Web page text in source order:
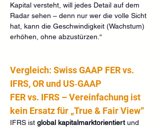
Kapital versteht, will jedes Detail auf dem
Radar sehen – denn nur wer die volle Sicht
hat, kann die Geschwindigkeit (Wachstum)
erhöhen, ohne abzustürzen.“
Vergleich: Swiss GAAP FER vs.
IFRS, OR und US‑GAAP
FER vs. IFRS – Vereinfachung ist
kein Ersatz für „True & Fair View“
IFRS ist global kapitalmarktorientiert und